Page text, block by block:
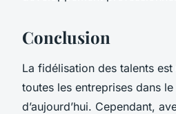
Conclusion
La fidélisation des talents
toutes les entreprises dans
d’aujourd’hui. Cependant,